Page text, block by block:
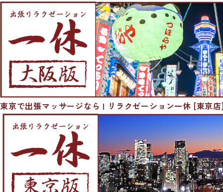
東京で出張マッサージなら | リラクゼーション一休 [東京